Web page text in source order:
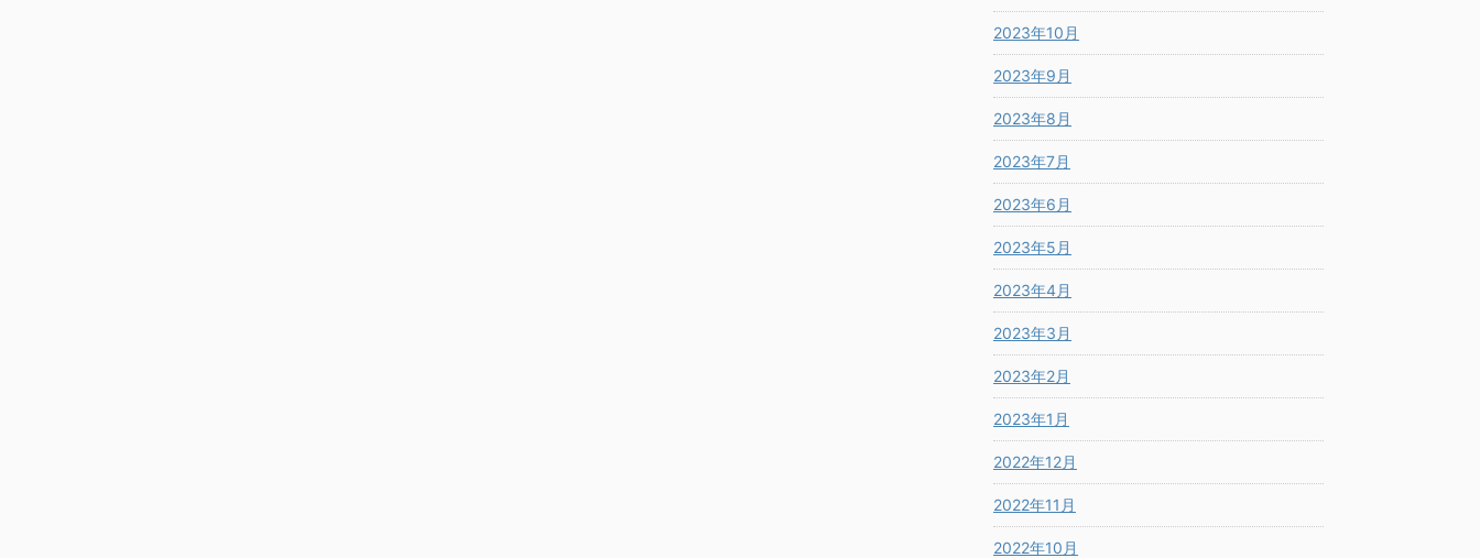
2023年10月
2023年9月
2023年8月
2023年7月
2023年6月
2023年5月
2023年4月
2023年3月
2023年2月
2023年1月
2022年12月
2022年11月
2022年10月